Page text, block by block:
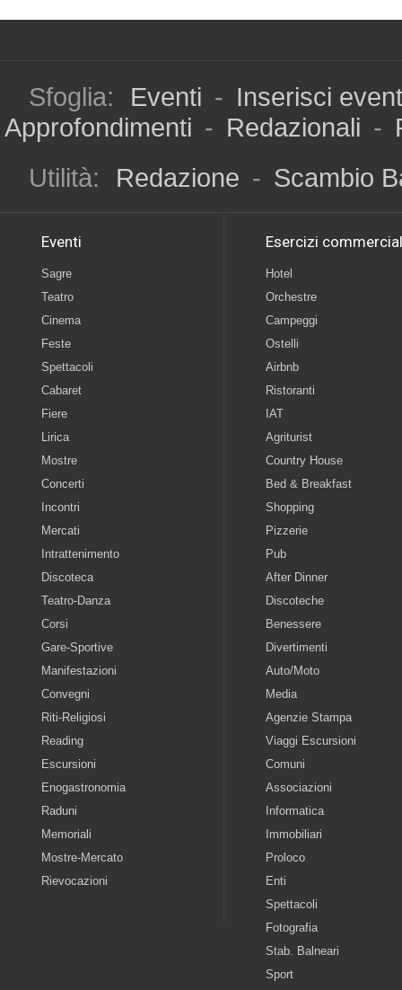
Sfoglia: Eventi - Inserisci
Approfondimenti - Redazionali -
Utilità:
Redazione - Scambio
Eventi
Sagre
Teatro
Cinema
Feste
Spettacoli
Cabaret
Fiere
Lirica
Mostre
Concerti
Incontri
Mercati
Intrattenimento
Discoteca
Teatro-Danza
Corsi
Gare-Sportive
Manifestazioni
Convegni
Riti-Religiosi
Reading
Escursioni
Enogastronomia
Raduni
Memoriali
Mostre-Mercato
Rievocazioni
Esercizi
Hotel
Orchestre
Campeggi
Ostelli
Airbnb
Ristoranti
IAT
Agriturist
Country House
Bed & Breakfast
Shopping
Pizzerie
Pub
After Dinner
Discoteche
Benessere
Divertimenti
Auto/Moto
Media
Agenzie Stampa
Viaggi Escursioni
Comuni
Associazioni
Informatica
Immobiliari
Proloco
Enti
Spettacoli
Fotografia
Stab. Balneari
Sport